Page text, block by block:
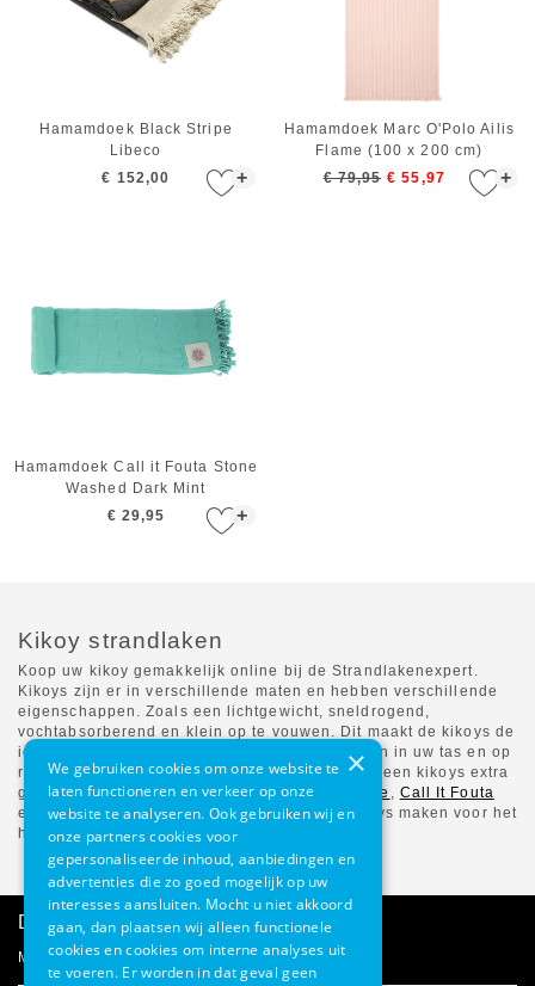
+
Hamamdoek Black Stripe
Libeco
€ 152,00
+
Hamamdoek Marc O'Polo Ailis
Flame (100 x 200 cm)
€ 79,95 € 55,97
+
Hamamdoek Call it Fouta Stone
Washed Dark Mint
€ 29,95
Kikoy strandlaken
Koop uw kikoy gemakkelijk online bij de Strandlakenexpert.
Kikoys zijn er in verschillende maten en hebben verschillende
eigenschappen. Zoals een lichtgewicht, sneldrogend,
vochtabsorberend en klein op te vouwen. Dit maakt de kikoys de
ideale strandlakens om makkelijk mee te nemen in uw tas en op
reis. Dankzij de kleurrijke vertoning kunt u met een kikoys extra
genieten van zomerse vakantiedagen.
Seahorse
Call It Fouta
en
Pure-Kenya zijn merken die geweldige kikoys maken voor het
hele gezin.
Direct advies
Mail onze klantenservice
×
We gebruiken cookies om onze website te
laten functioneren en verkeer op onze
website te analyseren. Ook gebruiken wij en
onze partners cookies voor
gepersonaliseerde inhoud, aanbiedingen en
advertenties die zo goed mogelijk op uw
interesses aansluiten. Mocht u niet akkoord
gaan, dan plaatsen wij alleen functionele
cookies en cookies om interne analyses uit
te voeren. Er worden in dat geval geen